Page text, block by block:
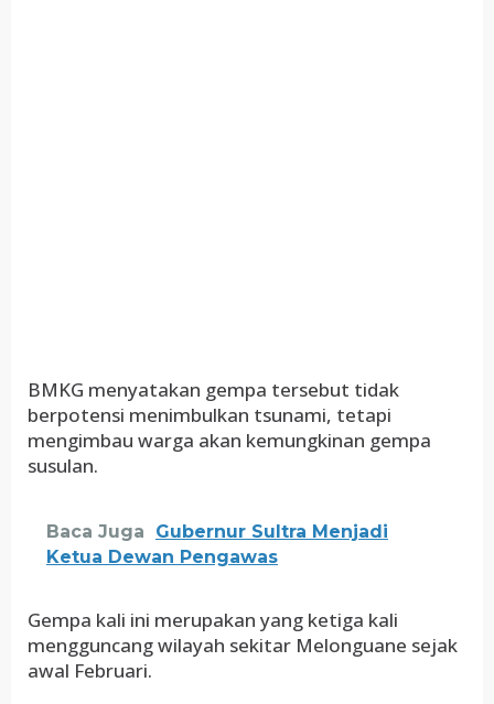
BMKG menyatakan gempa tersebut tidak
berpotensi menimbulkan tsunami, tetapi
mengimbau warga akan kemungkinan gempa
susulan.
Baca Juga
Gubernur Sultra Menjadi
Ketua Dewan Pengawas
Gempa kali ini merupakan yang ketiga kali
mengguncang wilayah sekitar Melonguane sejak
awal Februari.